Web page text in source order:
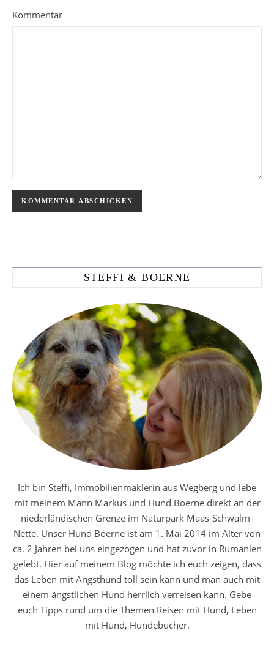
Kommentar
STEFFI & BOERNE
Ich bin Steffi, Immobilienmaklerin aus Wegberg und lebe
mit meinem Mann Markus und Hund Boerne direkt an der
niederländischen Grenze im Naturpark Maas-Schwalm-
Nette. Unser Hund Boerne ist am 1. Mai 2014 im Alter von
ca. 2 Jahren bei uns eingezogen und hat zuvor in Rumänien
gelebt. Hier auf meinem Blog möchte ich euch zeigen, dass
das Leben mit Angsthund toll sein kann und man auch mit
einem ängstlichen Hund herrlich verreisen kann. Gebe
euch Tipps rund um die Themen Reisen mit Hund, Leben
mit Hund, Hundebücher.